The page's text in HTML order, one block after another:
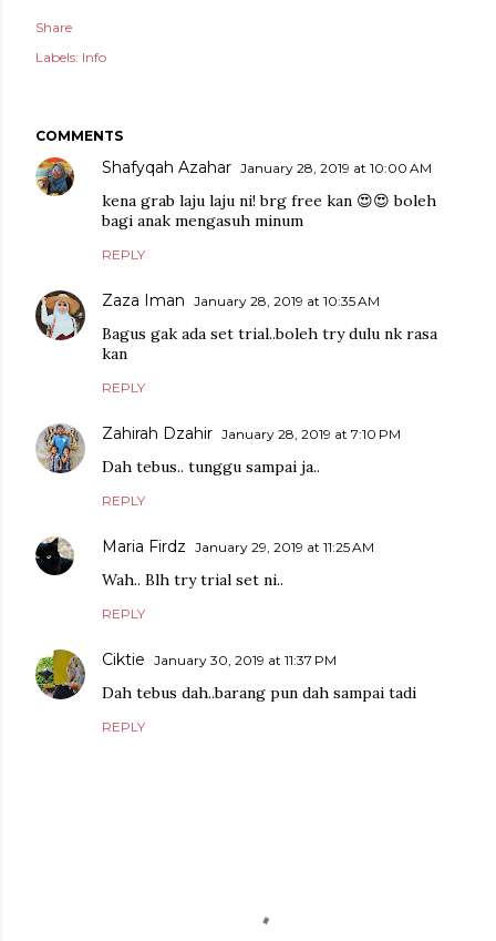
Share
Labels: Info
COMMENTS
Shafyqah Azahar January 28, 2019 at 10:00 AM
kena grab laju laju ni! brg free kan 😍😍 boleh
bagi anak mengasuh minum
REPLY
Zaza Iman January 28, 2019 at 10:35 AM
Bagus gak ada set trial..boleh try dulu nk rasa
kan
REPLY
Zahirah Dzahir January 28, 2019 at 7:10 PM
Dah tebus.. tunggu sampai ja..
REPLY
Maria Firdz January 29, 2019 at 11:25 AM
Wah.. Blh try trial set ni..
REPLY
Ciktie January 30, 2019 at 11:37 PM
Dah tebus dah..barang pun dah sampai tadi
REPLY